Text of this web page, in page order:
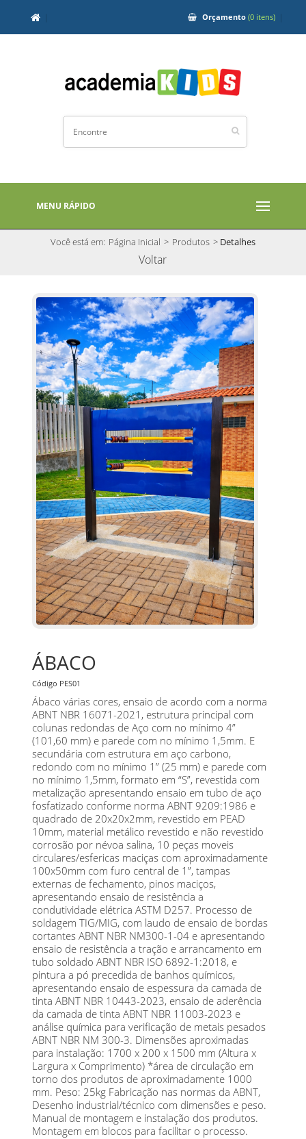
Orçamento (0 itens)
MENU RÁPIDO
Você está em: Página Inicial > Produtos > Detalhes
Voltar
ÁBACO
Código PES01
Ábaco várias cores, ensaio de acordo com a norma
ABNT NBR 16071-2021, estrutura principal com
colunas redondas de Aço com no mínimo 4”
(101,60 mm) e parede com no mínimo 1,5mm. E
secundária com estrutura em aço carbono,
redondo com no mínimo 1” (25 mm) e parede com
no mínimo 1,5mm, formato em “S”, revestida com
metalização apresentando ensaio em tubo de aço
fosfatizado conforme norma ABNT 9209:1986 e
quadrado de 20x20x2mm, revestido em PEAD
10mm, material metálico revestido e não revestido
corrosão por névoa salina, 10 peças moveis
circulares/esfericas maciças com aproximadamente
100x50mm com furo central de 1”, tampas
externas de fechamento, pinos maciços,
apresentando ensaio de resistência a
condutividade elétrica ASTM D257. Processo de
soldagem TIG/MIG, com laudo de ensaio de bordas
cortantes ABNT NBR NM300-1-04 e apresentando
ensaio de resistência a tração e arrancamento em
tubo soldado ABNT NBR ISO 6892-1:2018, e
pintura a pó precedida de banhos químicos,
apresentando ensaio de espessura da camada de
tinta ABNT NBR 10443-2023, ensaio de aderência
da camada de tinta ABNT NBR 11003-2023 e
análise química para verificação de metais pesados
ABNT NBR NM 300-3. Dimensões aproximadas
para instalação: 1700 x 200 x 1500 mm (Altura x
Largura x Comprimento) *área de circulação em
torno dos produtos de aproximadamente 1000
mm. Peso: 25kg Fabricação nas normas da ABNT,
Desenho industrial/técnico com dimensões e peso.
Manual de montagem e instalação dos produtos.
Montagem em blocos para facilitar o processo.